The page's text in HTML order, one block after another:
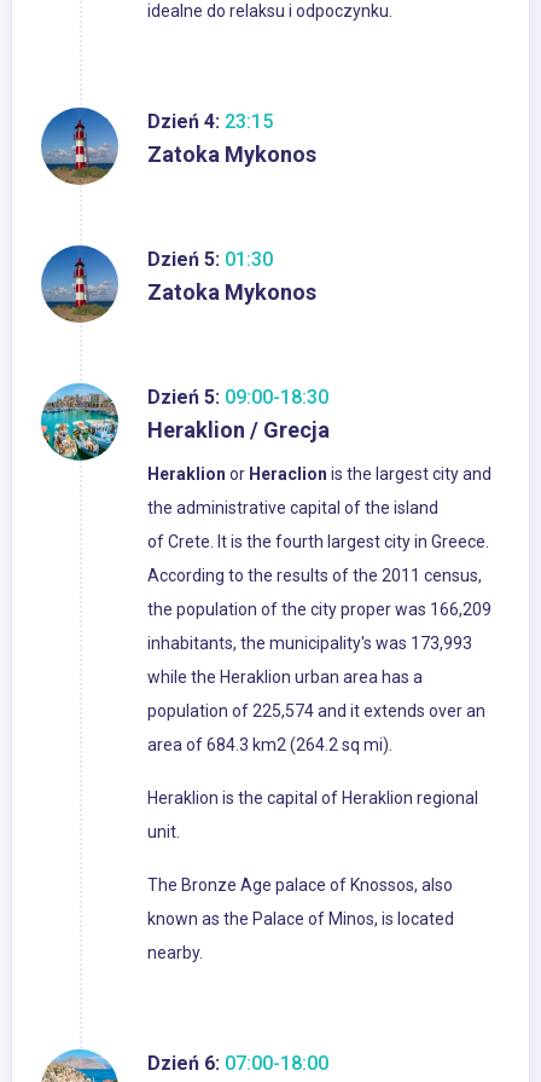
idealne do relaksu i odpoczynku.
Dzień 4: 23:15
Zatoka Mykonos
Dzień 5: 01:30
Zatoka Mykonos
Dzień 5: 09:00-18:30
Heraklion / Grecja
Heraklion or Heraclion is the largest city and
the administrative capital of the island
of Crete. It is the fourth largest city in Greece.
According to the results of the 2011 census,
the population of the city proper was 166,209
inhabitants, the municipality's was 173,993
while the Heraklion urban area has a
population of 225,574 and it extends over an
area of 684.3 km2 (264.2 sq mi).
Heraklion is the capital of Heraklion regional
unit.
The Bronze Age palace of Knossos, also
known as the Palace of Minos, is located
nearby.
Dzień 6: 07:00-18:00